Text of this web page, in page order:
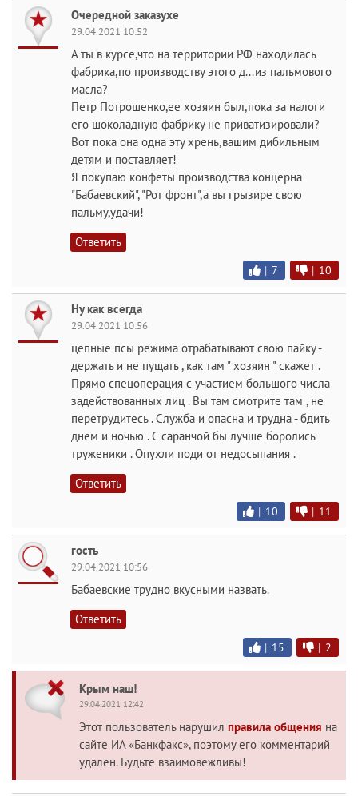
Очередной заказухе
29.04.2021 10:52
А ты в курсе,что на территории РФ находилась
фабрика,по производству этого д...из пальмового
масла?
Петр Потрошенко,ее хозяин был,пока за налоги
его шоколадную фабрику не приватизировали?
Вот пока она одна эту хрень,вашим дибильным
детям и поставляет!
Я покупаю конфеты производства концерна
"Бабаевский", "Рот фронт",а вы грызире свою
пальму,удачи!
Ответить
| 7 | 10
Ну как всегда
29.04.2021 10:56
цепные псы режима отрабатывают свою пайку -
держать и не пущать , как там " хозяин " скажет .
Прямо спецоперация с участием большого числа
задействованных лиц . Вы там смотрите там , не
перетрудитесь . Служба и опасна и трудна - бдить
днем и ночью . С саранчой бы лучше боролись
труженики . Опухли поди от недосыпания .
Ответить
| 10 | 11
гость
29.04.2021 10:56
Бабаевские трудно вкусными назвать.
Ответить
| 15 | 2
Крым наш!
29.04.2021 12:42
Этот пользователь нарушил правила общения на
сайте ИА «Банкфакс», поэтому его комментарий
удален. Будьте взаимовежливы!